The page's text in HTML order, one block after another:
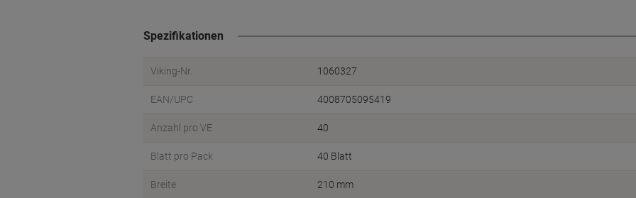
Spezifikationen
Viking-Nr. 1060327
EAN/UPC 4008705095419
Anzahl pro VE 40
Blatt pro Pack 40 Blatt
Breite 210 mm